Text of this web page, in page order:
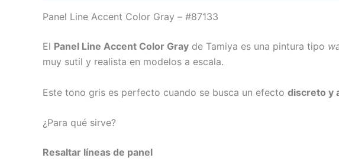
Panel Line Accent Color Gray – #87133
El Panel Line Accent Color Gray de Tamiya es una pintura tipo
muy sutil y realista en modelos a escala.
Este tono gris es perfecto cuando se busca un efecto discreto y
¿Para qué sirve?
Resaltar líneas de panel